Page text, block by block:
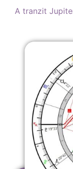
A tranzit